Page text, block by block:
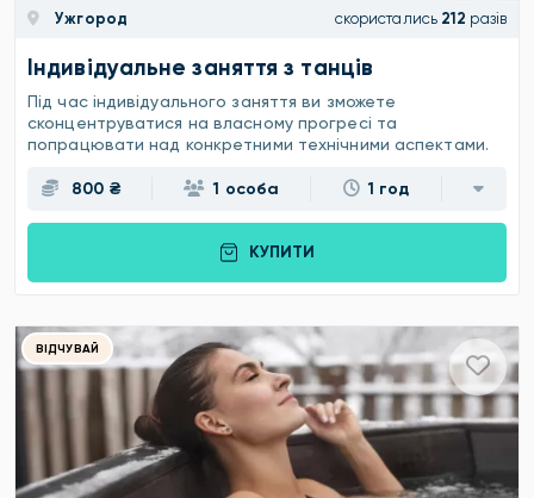
Ужгород скористались 212 разів
Індивідуальне заняття з танців
Під час індивідуального заняття ви зможете
сконцентруватися на власному прогресі та
попрацювати над конкретними технічними аспектами.
800 ₴ 1 особа 1 год
КУПИТИ
ВІДЧУВАЙ